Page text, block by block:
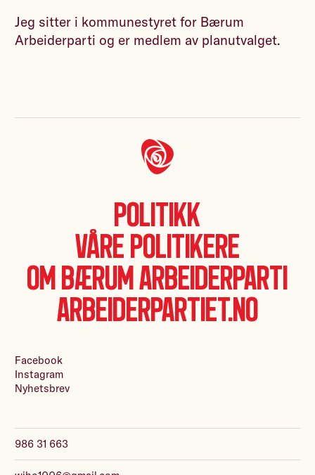
Jeg sitter i kommunestyret for Bærum
Arbeiderparti og er medlem av planutvalget.
Politikk
Våre politikere
Om Bærum Arbeiderparti
Arbeiderpartiet.no
986 31 663
Facebook
Instagram
Nyhetsbrev